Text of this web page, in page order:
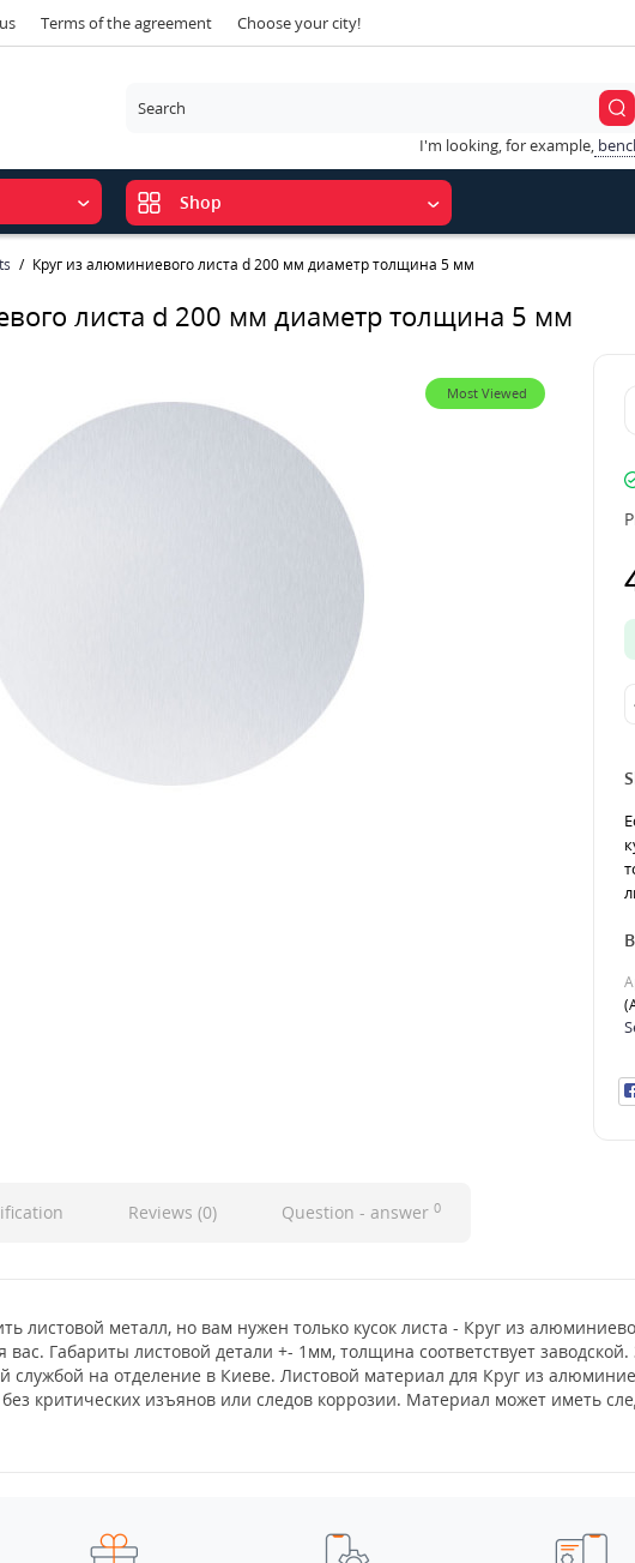
Terms of the agreement Choose your city!
I'm looking, for example,
Shop
Круг из алюминиевого листа d 200 мм диаметр толщина 5 мм
листа d 200 мм диаметр толщина 5 мм
Most Viewed
Reviews (0) Question - answer 0
листовой металл, но вам нужен только кусок листа - Круг из
Габариты листовой детали +- 1мм, толщина соответствует
службой на отделение в Киеве. Листовой материал для Круг из
без критических изъянов или следов коррозии. Материал может иметь